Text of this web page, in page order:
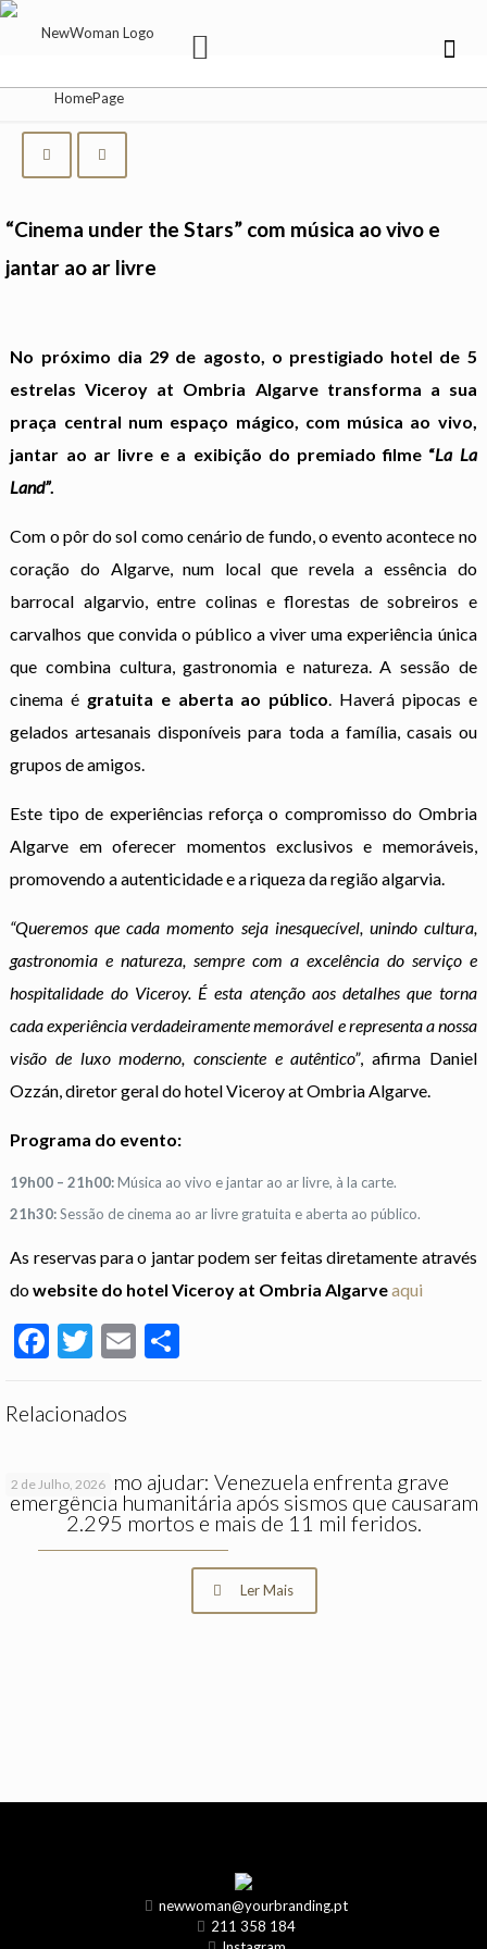
“Cinema under the Stars” com música ao vivo e
jantar ao ar livre
No próximo dia 29 de agosto, o prestigiado hotel de 5
estrelas Viceroy at Ombria Algarve transforma a sua
praça central num espaço mágico, com música ao vivo,
jantar ao ar livre e a exibição do premiado filme “La La
Land”.
Com o pôr do sol como cenário de fundo, o evento acontece no
coração do Algarve, num local que revela a essência do
barrocal algarvio, entre colinas e florestas de sobreiros e
carvalhos que convida o público a viver uma experiência única
que combina cultura, gastronomia e natureza. A sessão de
cinema é gratuita e aberta ao público. Haverá pipocas e
gelados artesanais disponíveis para toda a família, casais ou
grupos de amigos.
Este tipo de experiências reforça o compromisso do Ombria
Algarve em oferecer momentos exclusivos e memoráveis,
promovendo a autenticidade e a riqueza da região algarvia.
“Queremos que cada momento seja inesquecível, unindo cultura,
gastronomia e natureza, sempre com a excelência do serviço e
hospitalidade do Viceroy. É esta atenção aos detalhes que torna
cada experiência verdadeiramente memorável e representa a nossa
visão de luxo moderno, consciente e autêntico”, afirma Daniel
Ozzán, diretor geral do hotel Viceroy at Ombria Algarve.
Programa do evento:
19h00 – 21h00:Música ao vivo e jantar ao ar livre, à la carte.
21h30:Sessão de cinema ao ar livre gratuita e aberta ao público.
As reservas para o jantar podem ser feitas diretamente através
dowebsite do hotel Viceroy at Ombria Algarveaqui
Facebook
Twitter
Email
Relacionados
2 de Julho, 2026
Saiba como ajudar: Venezuela enfrenta grave
emergência humanitária após sismos que causaram
2.295 mortos e mais de 11 mil feridos.
Ler Mais
newwoman@yourbranding.pt
211 358 184